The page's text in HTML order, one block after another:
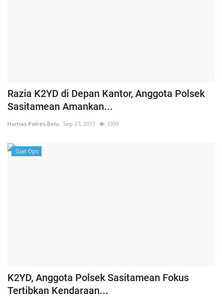
Razia K2YD di Depan Kantor, Anggota Polsek
Sasitamean Amankan...
Humas Polres Belu Sep 27, 2017 1399
Giat Ops
K2YD, Anggota Polsek Sasitamean Fokus
Tertibkan Kendaraan...